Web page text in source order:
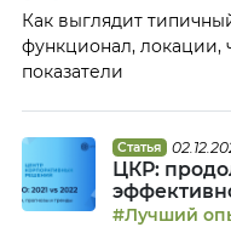
Как выглядит
функционал, локации,
показатели
Статья
ЦКР:
#Лучший